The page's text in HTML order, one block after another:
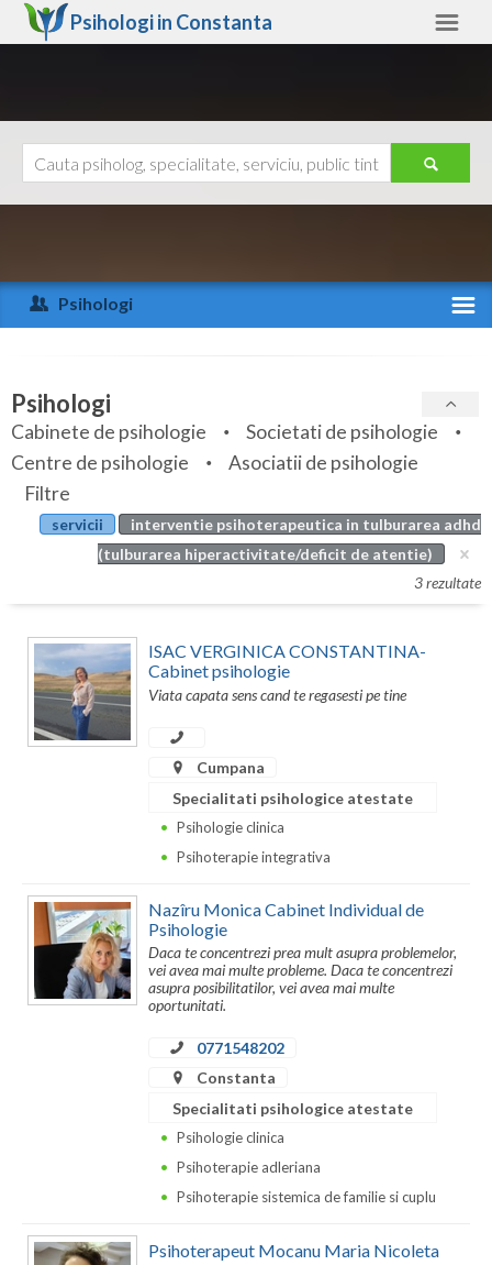
Psihologi in Constanta
Arad
Arges
Bihor
Bistrita-Nasaud
Botosani
Bucuresti
Buzau
Calarasi
Covasna
Dambovita
Dolj
Ialomita
Ajutor
Psihologi
Specialitati
Servicii
Articole
Evenimente
Psihologi
Cabinete de psihologie
Societati de psihologie
Centre de psihologie
Asociatii de psihologie
Filtre
servicii
interventie psihoterapeutica in tulburarea adhd
(tulburarea hiperactivitate/deficit de atentie)
3 rezultate
ISAC VERGINICA CONSTANTINA-
Cabinet psihologie
Viata capata sens cand te regasesti pe tine
Cumpana
Specialitati psihologice atestate
Psihologie clinica
Psihoterapie integrativa
Nazîru Monica Cabinet Individual de
Psihologie
Daca te concentrezi prea mult asupra problemelor,
vei avea mai multe probleme. Daca te concentrezi
asupra posibilitatilor, vei avea mai multe
oportunitati.
0771548202
Constanta
Specialitati psihologice atestate
Psihologie clinica
Psihoterapie adleriana
Psihoterapie sistemica de familie si cuplu
Psihoterapeut Mocanu Maria Nicoleta